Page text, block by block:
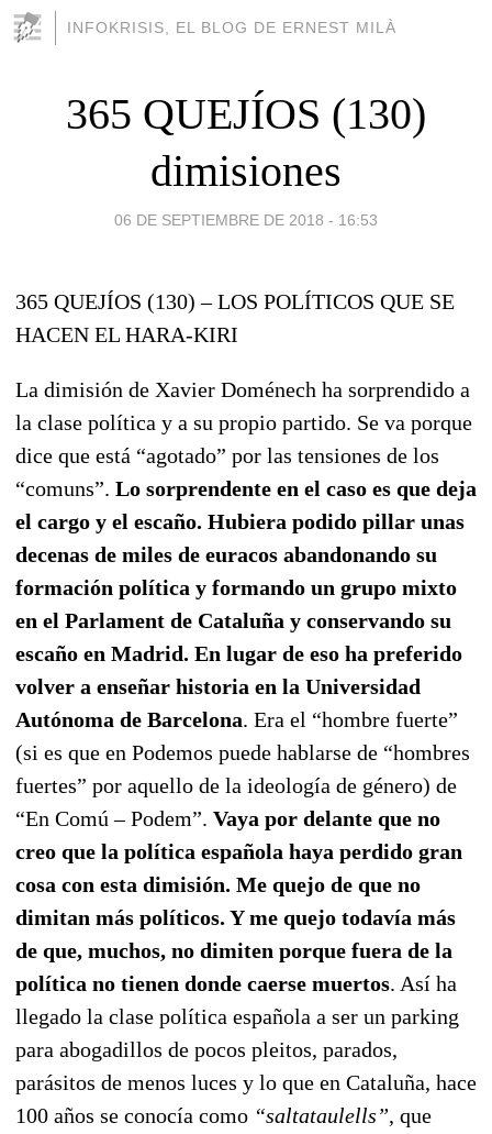
INFOKRISIS, EL BLOG DE ERNEST MILÀ
365 QUEJÍOS (130)
dimisiones
06 DE SEPTIEMBRE DE 2018 - 16:53
365 QUEJÍOS (130) – LOS POLÍTICOS QUE SE
HACEN EL HARA-KIRI
La dimisión de Xavier Doménech ha sorprendido a
la clase política y a su propio partido. Se va porque
dice que está “agotado” por las tensiones de los
“comuns”. Lo sorprendente en el caso es que deja
el cargo y el escaño. Hubiera podido pillar unas
decenas de miles de euracos abandonando su
formación política y formando un grupo mixto
en el Parlament de Cataluña y conservando su
escaño en Madrid. En lugar de eso ha preferido
volver a enseñar historia en la Universidad
Autónoma de Barcelona. Era el “hombre fuerte”
(si es que en Podemos puede hablarse de “hombres
fuertes” por aquello de la ideología de género) de
“En Comú – Podem”. Vaya por delante que no
creo que la política española haya perdido gran
cosa con esta dimisión. Me quejo de que no
dimitan más políticos. Y me quejo todavía más
de que, muchos, no dimiten porque fuera de la
política no tienen donde caerse muertos. Así ha
llegado la clase política española a ser un parking
para abogadillos de pocos pleitos, parados,
parásitos de menos luces y lo que en Cataluña, hace
100 años se conocía como “saltataulells”, que